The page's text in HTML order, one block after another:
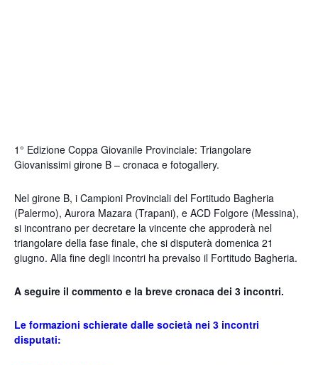
1° Edizione Coppa Giovanile Provinciale: Triangolare
Giovanissimi girone B – cronaca e fotogallery.
Nel girone B, i Campioni Provinciali del Fortitudo Bagheria
(Palermo), Aurora Mazara (Trapani), e ACD Folgore (Messina),
si incontrano per decretare la vincente che approderà nel
triangolare della fase finale, che si disputerà domenica 21
giugno. Alla fine degli incontri ha prevalso il Fortitudo Bagheria.
A seguire il commento e la breve cronaca dei 3 incontri.
Le formazioni schierate dalle società nei 3 incontri
disputati: